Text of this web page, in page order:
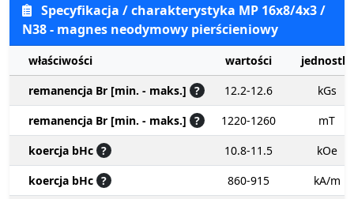
Specyfikacja / charakterystyka MP 16x8/4x3 /
N38 - magnes neodymowy pierścieniowy
właściwości wartości
jednostki
remanencja Br [min. - maks.] ? 12.2-12.6
kGs
remanencja Br [min. - maks.] ? 1220-1260
mT
koercja bHc ? 10.8-11.5
kOe
koercja bHc ? 860-915
kA/m